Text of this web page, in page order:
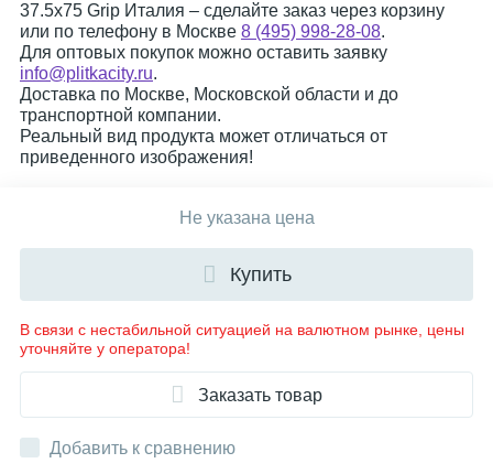
37.5x75 Grip Италия – сделайте заказ через корзину
или по телефону в Москве 8 (495) 998-28-08.
Для оптовых покупок можно оставить заявку
info@plitkacity.ru.
Доставка по Москве, Московской области и до
транспортной компании.
Реальный вид продукта может отличаться от
приведенного изображения!
Не указана цена
Купить
В связи с нестабильной ситуацией на валютном рынке, цены
уточняйте у оператора!
Заказать товар
Добавить к сравнению